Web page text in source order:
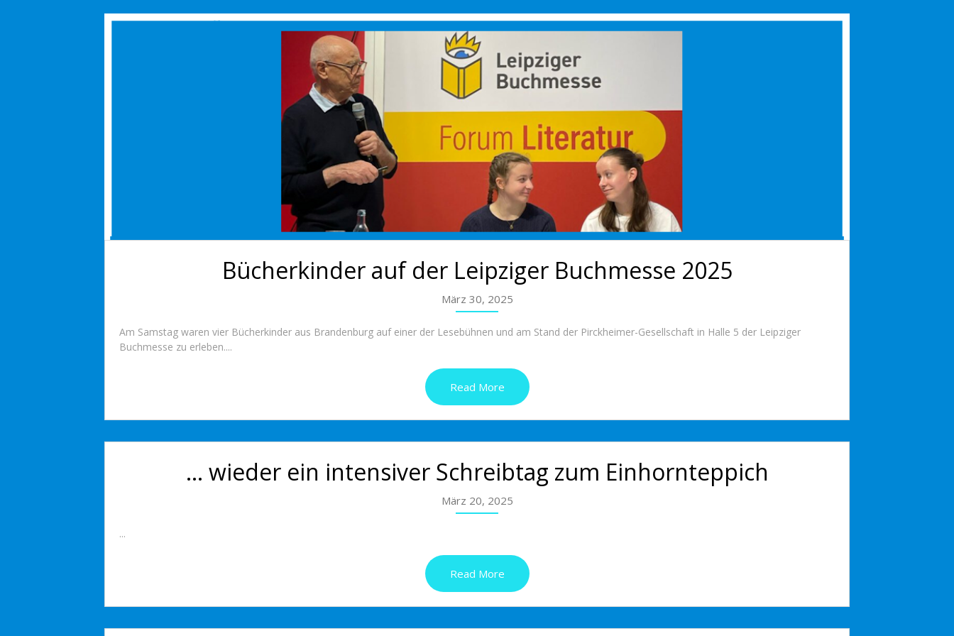
Bücherkinder auf der Leipziger Buchmesse 2025
März 30, 2025
Am Samstag waren vier Bücherkinder aus Brandenburg auf einer der Lesebühnen und am Stand der Pirckheimer-Gesellschaft in Halle 5 der Leipziger
Buchmesse zu erleben....
Read More
… wieder ein intensiver Schreibtag zum Einhornteppich
März 20, 2025
...
Read More